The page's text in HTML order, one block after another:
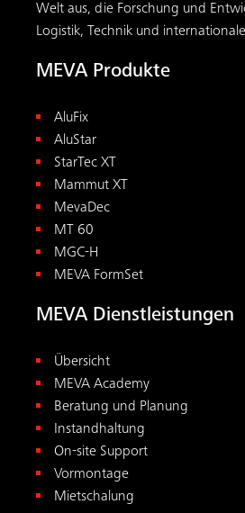
Welt aus, die Forschung und
Logistik, Technik und
MEVA Produkte
AluFix
AluStar
StarTec XT
Mammut XT
MevaDec
MT 60
MGC-H
MEVA FormSet
MEVA Dienstleistungen
Übersicht
MEVA Academy
Beratung und Planung
Instandhaltung
On-site Support
Vormontage
Mietschalung